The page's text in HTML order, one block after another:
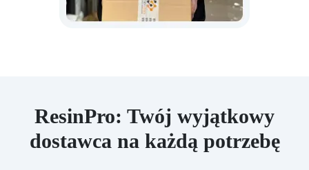
ResinPro: Twój wyjątkowy
dostawca na każdą potrzebę